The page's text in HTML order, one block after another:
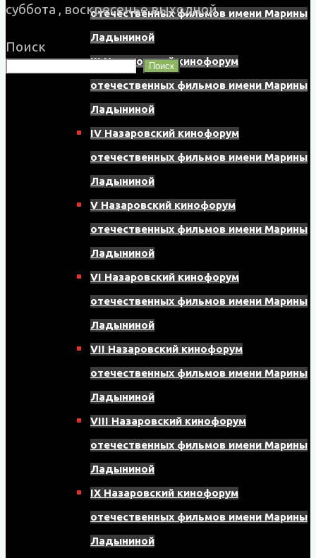
отечественных фильмов имени Марины
Ладыниной
III Назаровский кинофорум
отечественных фильмов имени Марины
Ладыниной
IV Назаровский кинофорум
отечественных фильмов имени Марины
Ладыниной
V Назаровский кинофорум
отечественных фильмов имени Марины
Ладыниной
VI Назаровский кинофорум
отечественных фильмов имени Марины
Ладыниной
VII Назаровский кинофорум
отечественных фильмов имени Марины
Ладыниной
VIII Назаровский кинофорум
отечественных фильмов имени Марины
Ладыниной
IX Назаровский кинофорум
отечественных фильмов имени Марины
Ладыниной
суббота , воскресенье выходной
Поиск
Поиск